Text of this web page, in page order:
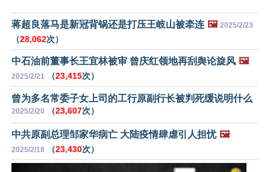
蒋超良落马是新冠背锅还是打压王岐山被牵连 🖼️ 2025/2/23
（28,062次）
中石油前董事长王宜林被审 曾庆红领地再刮舆论旋风 🖼️
2025/2/21 （23,415次）
曾为多名常委子女上司的工行原副行长被判死缓说明什么
2025/2/20 （23,607次）
中共原副总理邹家华病亡 大陆疫情肆虐引人担忧 🖼️
2025/2/18 （23,430次）